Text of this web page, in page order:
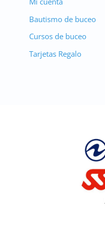
Bautismo de buceo
Cursos de buceo
Tarjetas Regalo